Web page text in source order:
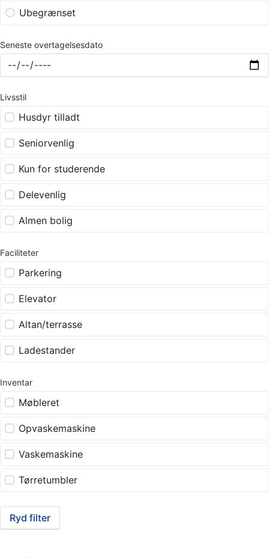
Ubegrænset
Seneste overtagelsesdato
Livsstil
Husdyr tilladt
Seniorvenlig
Kun for studerende
Delevenlig
Almen bolig
Faciliteter
Parkering
Elevator
Altan/terrasse
Ladestander
Inventar
Møbleret
Opvaskemaskine
Vaskemaskine
Tørretumbler
Ryd filter